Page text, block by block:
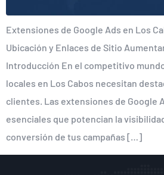
Extensiones de Google Ads en Los
Ubicación y Enlaces de Sitio
Introducción En el competitivo
locales en Los Cabos necesitan
clientes. Las extensiones de Google
esenciales que potencian la
conversión de tus campañas […]